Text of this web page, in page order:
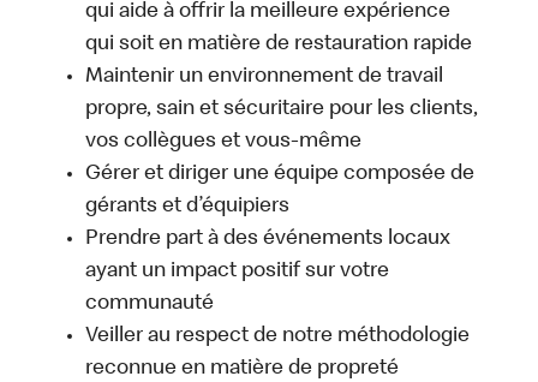
qui aide à offrir la meilleure expérience
qui soit en matière de restauration rapide
Maintenir un environnement de travail
propre, sain et sécuritaire pour les clients,
vos collègues et vous-même
Gérer et diriger une équipe composée de
gérants et d’équipiers
Prendre part à des événements locaux
ayant un impact positif sur votre
communauté
Veiller au respect de notre méthodologie
reconnue en matière de propreté